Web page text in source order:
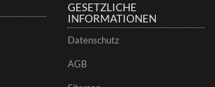
GESETZLICHE
INFORMATIONEN
Datenschutz
AGB